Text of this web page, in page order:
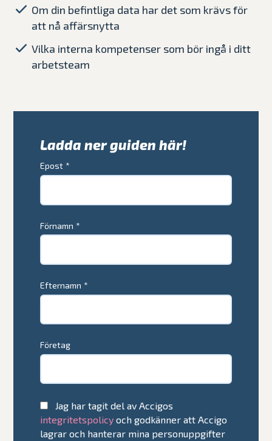
Om din befintliga data har det som krävs för
att nå affärsnytta
Vilka interna kompetenser som bör ingå i ditt
arbetsteam
Ladda ner guiden här!
Epost *
Förnamn *
Efternamn *
Företag
Jag har tagit del av Accigos
integritetspolicy och godkänner att Accigo
lagrar och hanterar mina personuppgifter